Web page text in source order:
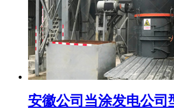
安徽公司当涂发电公司